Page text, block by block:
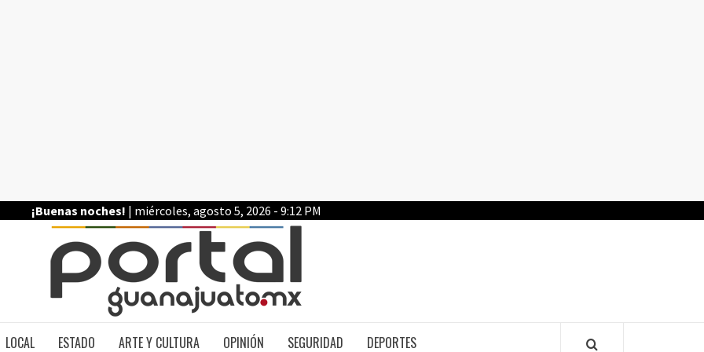
¡Buenas noches! | miércoles, agosto 5, 2026 - 9:12 PM
LOCAL ESTADO ARTE Y CULTURA OPINIÓN SEGURIDAD DEPORTES